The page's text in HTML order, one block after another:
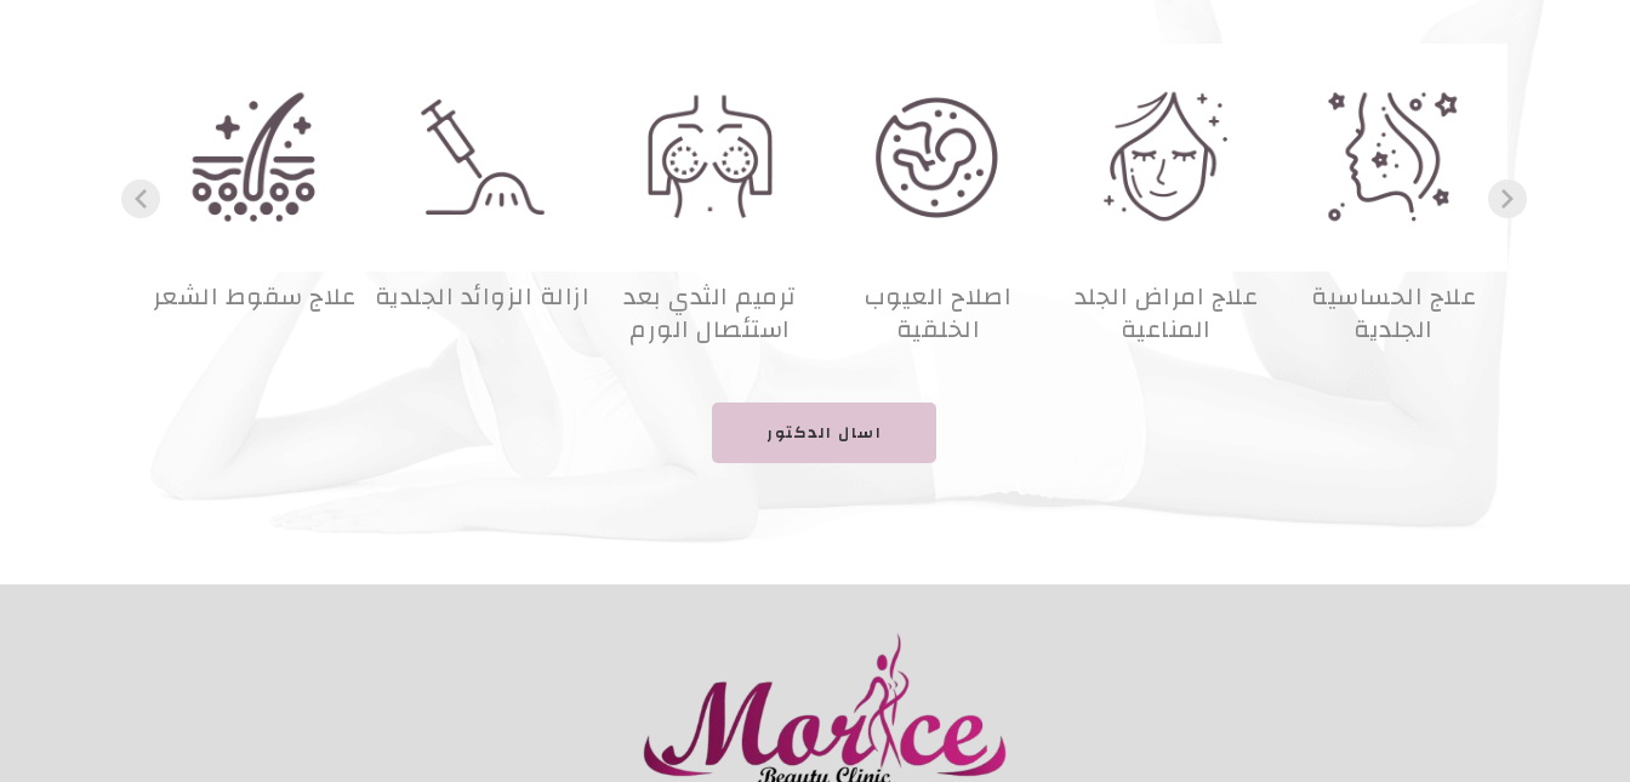
علاج سقوط الشعر ازالة الزوائد الجلدية ترميم الثدي بعد
استئصال الورم
اصلاح العيوب
الخلقية
علاج امراض الجلد
المناعية
علاج الحساسية
الجلدية
اسال الدكتور